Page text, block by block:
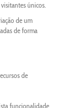
únicos.
de um
de forma
de
funcionalidade